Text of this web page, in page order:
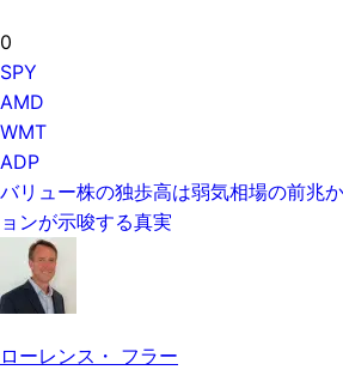
0
SPY
AMD
WMT
ADP
バリュー株の独歩高は弱気相場の前兆
ョンが示唆する真実
ローレンス・ フラー